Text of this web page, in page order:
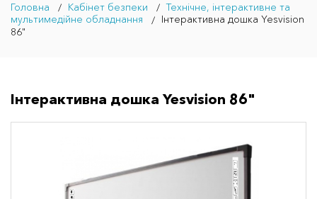
Головна Кабінет безпеки
Технічне, інтерактивне та
мультимедійне обладнання
Інтерактивна дошка Yesvision
86"
Інтерактивна дошка Yesvision 86"